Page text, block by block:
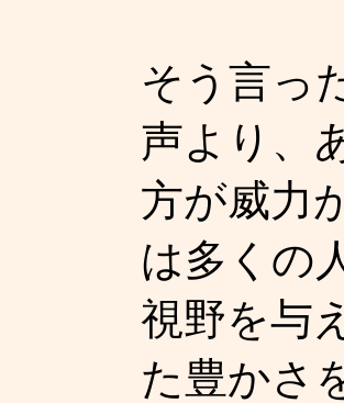
そう言っ
声より、
方が威力
は多くの
視野を与
た豊かさ